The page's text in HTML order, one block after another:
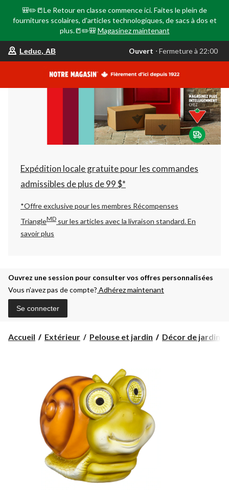
🎒✏️📒Le Retour en classe commence ici. Faites le plein de
fournitures scolaires, d'articles technologiques, de sacs à dos et
plus.📒✏️🎒 Magasinez maintenant
votre
est
AB,
Ouvert,
Fermeture
à
22:00
changer
Leduc, AB Ouvert ⋅ Fermeture à 22:00
Expédition locale gratuite pour les commandes
admissibles de plus de 99 $*
*Offre exclusive pour les membres Récompenses
TriangleMD sur les articles avec la livraison standard.En
savoir plus
Ouvrez une session pour consulter vos offres personnalisées
Vous n’avez pas de compte? Adhérez maintenant
Se connecter
Accueil Extérieur Pelouse et jardin Décor de jardin